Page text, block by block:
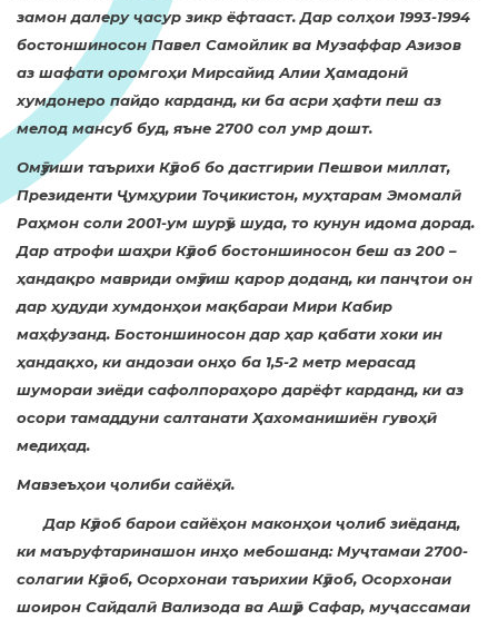
замон далеру ҷасур зикр ёфтааст. Дар солҳои 1993-1994
бостоншиносон Павел Самойлик ва Музаффар Азизов
аз шафати оромгоҳи Мирсайид Алии Ҳамадонӣ
хумдонеро пайдо карданд, ки ба асри ҳафти пеш аз
мелод мансуб буд, яъне 2700 сол умр дошт.
Омӯзиши таърихи Кӯлоб бо дастгирии Пешвои миллат,
Президенти Ҷумҳурии Тоҷикистон, муҳтарам Эмомалӣ
Раҳмон соли 2001-ум шурӯъ шуда, то кунун идома дорад.
Дар атрофи шаҳри Кӯлоб бостоншиносон беш аз 200 –
ҳандақро мавриди омӯзиш қарор доданд, ки панҷтои он
дар ҳудуди хумдонҳои мақбараи Мири Кабир
маҳфузанд. Бостоншиносон дар ҳар қабати хоки ин
ҳандақхо, ки андозаи онҳо ба 1,5-2 метр мерасад
шумораи зиёди сафолпораҳоро дарёфт карданд, ки аз
осори тамаддуни салтанати Ҳахоманишиён гувоҳӣ
медиҳад.
Мавзеъҳои ҷолиби сайёҳӣ.
Дар Кӯлоб барои сайёҳон маконҳои ҷолиб зиёданд,
ки маъруфтаринашон инҳо мебошанд: Муҷтамаи 2700-
солагии Кӯлоб, Осорхонаи таърихии Кӯлоб, Осорхонаи
шоирон Сайдалӣ Вализода ва Ашӯр Сафар, муҷассамаи